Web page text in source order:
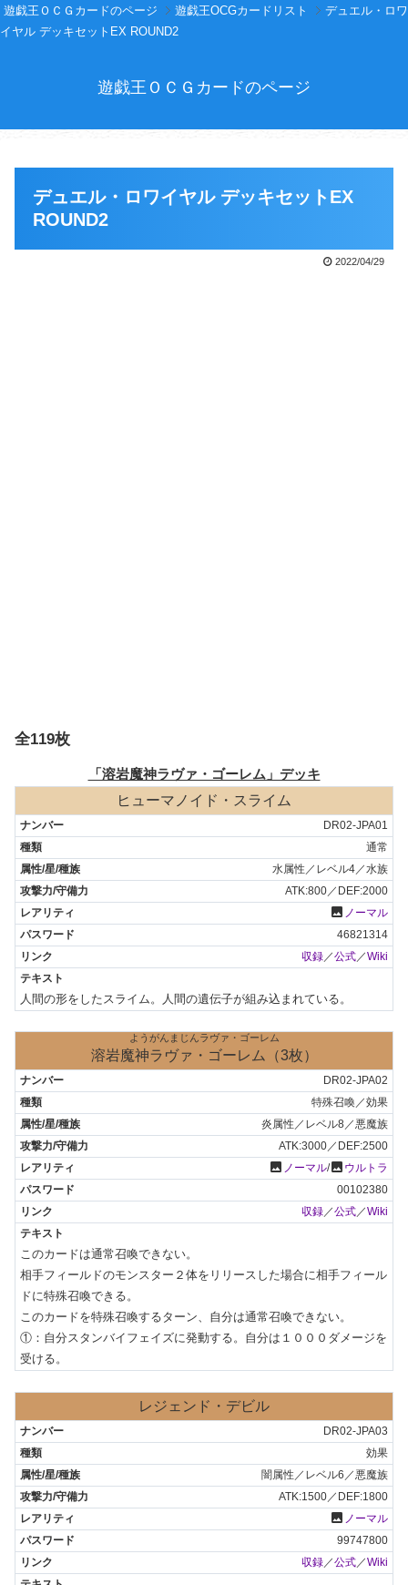
遊戯王ＯＣＧカードのページ 遊戯王OCGカードリスト
デュエル・ロワ
イヤル デッキセットEX ROUND2
遊戯王ＯＣＧカードのページ
デュエル・ロワイヤル デッキセットEX
ROUND2
2022/04/29
全119枚
「溶岩魔神ラヴァ・ゴーレム」デッキ
ヒューマノイド・スライム
DR02-JPA01
通常
水属性／レベル4／水族
ATK:800／DEF:2000
photo ノーマル
46821314
収録 ／公式 ／Wiki
人間の形をしたスライム。人間の遺伝子が組み込まれている。
ようがんまじんラヴァ・ゴーレム
溶岩魔神ラヴァ・ゴーレム（3枚）
DR02-JPA02
特殊召喚／効果
炎属性／レベル8／悪魔族
ATK:3000／DEF:2500
photo ノーマル/photo ウルトラ
00102380
収録／公式／Wiki
このカードは通常召喚できない。
相手フィールドのモンスター２体をリリースした場合に相手フィール
ドに特殊召喚できる。
このカードを特殊召喚するターン、自分は通常召喚できない。
①：自分スタンバイフェイズに発動する。自分は１０００ダメージを
受ける。
レジェンド・デビル
DR02-JPA03
効果
闇属性／レベル6／悪魔族
ATK:1500／DEF:1800
photo ノーマル
99747800
収録 ／公式 ／Wiki